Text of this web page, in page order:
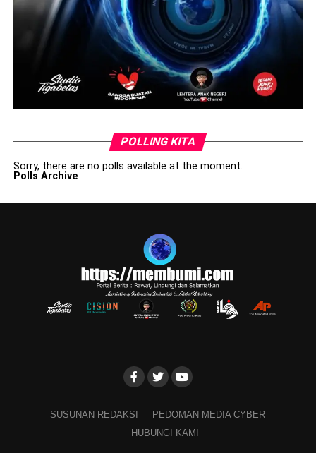
POLLING KITA
Sorry, there are no polls available at the moment.
Polls Archive
SUSUNAN REDAKSI
PEDOMAN MEDIA CYBER
HUBUNGI KAMI